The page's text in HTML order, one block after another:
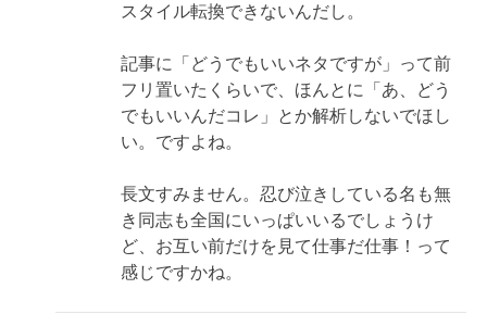
スタイル転換できないんだし。
記事に「どうでもいいネタですが」って前
フリ置いたくらいで、ほんとに「あ、どう
でもいいんだコレ」とか解析しないでほし
い。ですよね。
長文すみません。忍び泣きしている名も無
き同志も全国にいっぱいいるでしょうけ
ど、お互い前だけを見て仕事だ仕事！って
感じですかね。